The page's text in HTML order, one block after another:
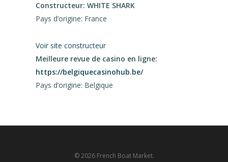
Constructeur: WHITE SHARK
Pays d’origine: France
Voir site constructeur
Meilleure revue de casino en ligne:
https://belgiquecasinohub.be/
Pays d’origine: Belgique
© 2026 French Boat Market.